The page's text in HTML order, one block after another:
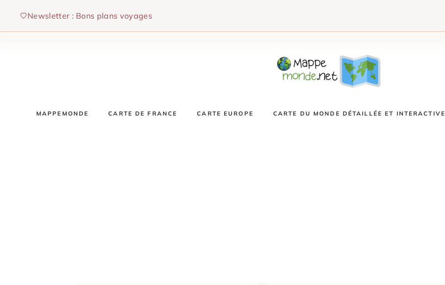
contenu
Newsletter : Bons plans voyages
MAPPEMONDE CARTE DE FRANCE CARTE EUROPE CARTE DU MONDE DÉTAILLÉE ET INTERACTIVE